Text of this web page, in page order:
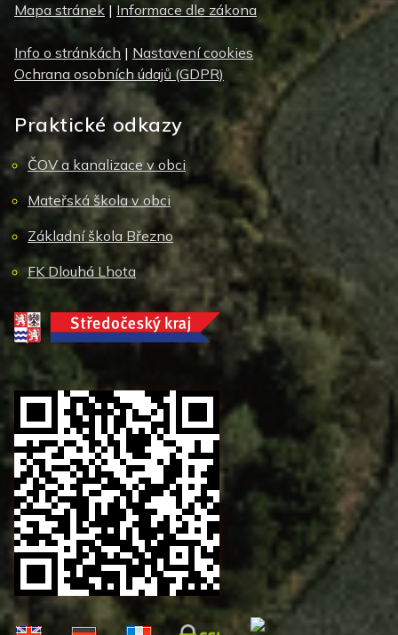
Mapa stránek | Informace dle zákona
Info o stránkách | Nastavení cookies
Ochrana osobních údajů (GDPR)
Praktické odkazy
ČOV a kanalizace v obci
Mateřská škola v obci
Základní škola Březno
FK Dlouhá Lhota